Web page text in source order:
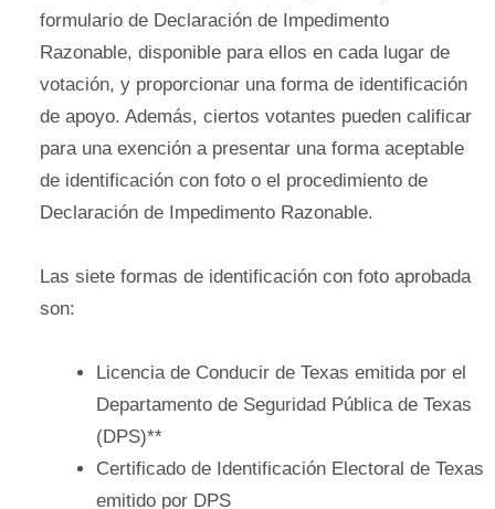
formulario de Declaración de Impedimento
Razonable, disponible para ellos en cada lugar de
votación, y proporcionar una forma de identificación
de apoyo. Además, ciertos votantes pueden calificar
para una exención a presentar una forma aceptable
de identificación con foto o el procedimiento de
Declaración de Impedimento Razonable.
Las siete formas de identificación con foto aprobada
son:
Licencia de Conducir de Texas emitida por el
Departamento de Seguridad Pública de Texas
(DPS)**
Certificado de Identificación Electoral de Texas
emitido por DPS